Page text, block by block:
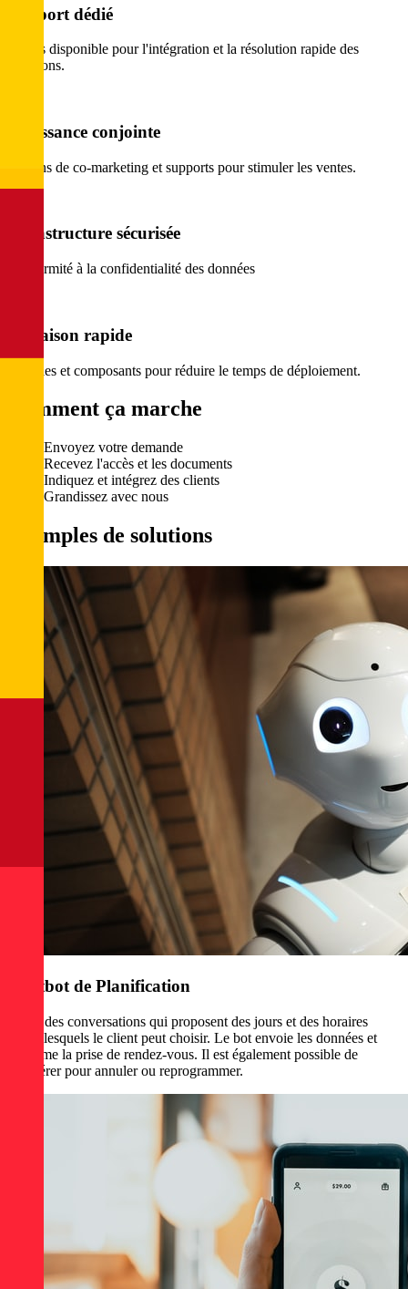
Support dédié
Temps disponible pour l'intégration et la résolution rapide des
questions.
Croissance conjointe
Actions de co-marketing et supports pour stimuler les ventes.
Infrastructure sécurisée
Conformité à la confidentialité des données
Livraison rapide
Modèles et composants pour réduire le temps de déploiement.
Comment ça marche
Envoyez votre demande
Recevez l'accès et les documents
Indiquez et intégrez des clients
Grandissez avec nous
Exemples de solutions
Chatbot de Planification
Créez des conversations qui proposent des jours et des horaires
parmi lesquels le client peut choisir. Le bot envoie les données et
confirme la prise de rendez-vous. Il est également possible de
récupérer pour annuler ou reprogrammer.